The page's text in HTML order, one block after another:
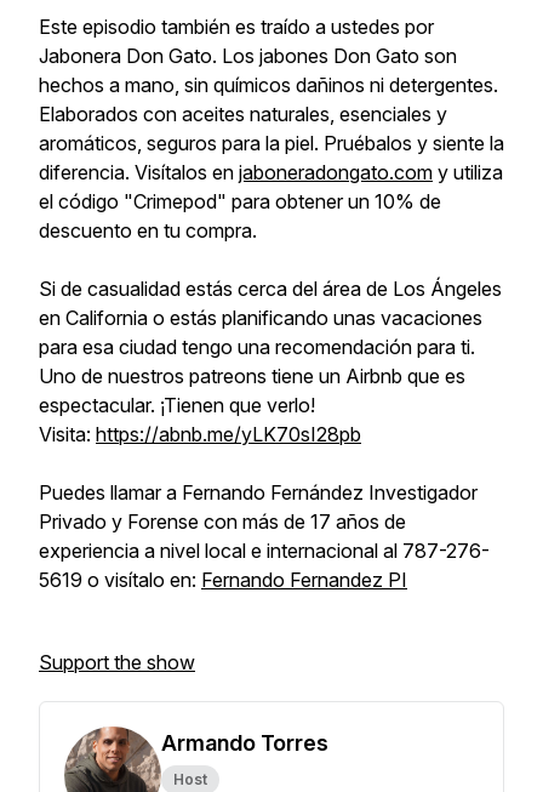
Este episodio también es traído a ustedes por
Jabonera Don Gato. Los jabones Don Gato son
hechos a mano, sin químicos dañinos ni detergentes.
Elaborados con aceites naturales, esenciales y
aromáticos, seguros para la piel. Pruébalos y siente la
diferencia. Visítalos en jaboneradongato.com y utiliza
el código "Crimepod" para obtener un 10% de
descuento en tu compra.
Si de casualidad estás cerca del área de Los Ángeles
en California o estás planificando unas vacaciones
para esa ciudad tengo una recomendación para ti.
Uno de nuestros patreons tiene un Airbnb que es
espectacular. ¡Tienen que verlo!
Visita: https://abnb.me/yLK70sI28pb
Puedes llamar a Fernando Fernández Investigador
Privado y Forense con más de 17 años de
experiencia a nivel local e internacional al 787-276-
5619 o visítalo en: Fernando Fernandez PI
Support the show
Armando Torres
Host